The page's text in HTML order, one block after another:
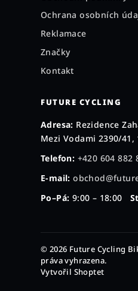
Ochrana osobních
Reklamace
Značky
Kontakt
FUTURE CYCLING
Adresa: Rezidence
Mezi Vodami 2390/41,
Telefon: +420 604 882
E-mail:
Po–Pá: 9:00 – 18:00
© 2026 Future Cycling
práva vyhrazena.
Vytvořil Shoptet